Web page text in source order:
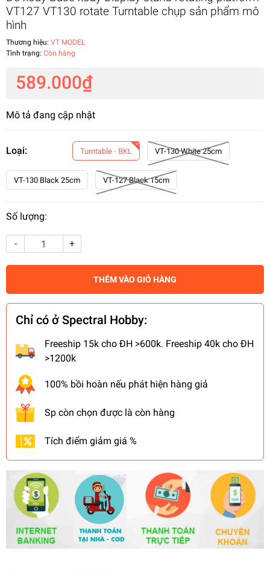
VT127 VT130 rotate Turntable chụp sản phẩm mô
hình
Thương hiệu: VT MODEL
Tình trạng: Còn hàng
589.000₫
Mô tả đang cập nhật
Loại: Turntable - BKL VT-130 White 25cm
VT-130 Black 25cm VT-127 Black 15cm
Số lượng:
- +
THÊM VÀO GIỎ HÀNG
Chỉ có ở Spectral Hobby:
Freeship 15k cho ĐH >600k. Freeship 40k cho ĐH
>1200k
100% bồi hoàn nếu phát hiện hàng giả
Sp còn chọn được là còn hàng
Tích điểm giảm giá %